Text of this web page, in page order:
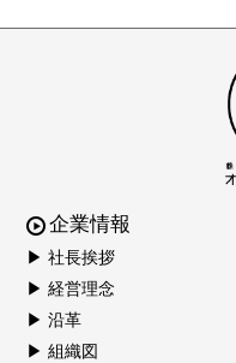
企業情報
▶ 社長挨拶
▶ 経営理念
▶ 沿革
▶ 組織図